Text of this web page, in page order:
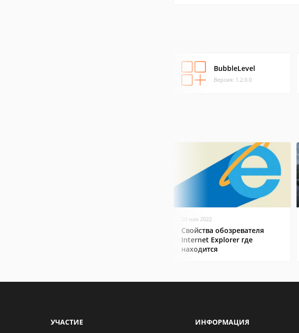
BubbleLevel
Версия: 1.2.0.0
20 мая 2022
Свойства обозревателя
Internet Explorer где
находится
УЧАСТИЕ ИНФОРМАЦИЯ